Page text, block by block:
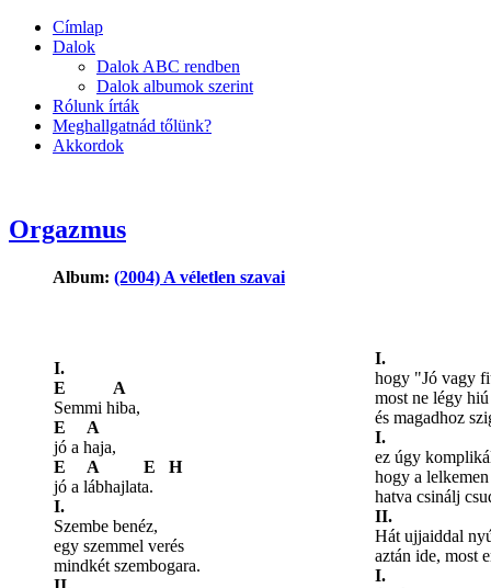
Címlap
Dalok
Dalok ABC rendben
Dalok albumok szerint
Rólunk írták
Meghallgatnád tőlünk?
Akkordok
Orgazmus
Album: (2004) A véletlen szavai
I.
E A
Semmi hiba,
E A
jó a haja,
E A E H
jó a lábhajlata.
I.
Szembe benéz,
egy szemmel verés
mindkét szembogara.
I.
hogy "Jó vagy
most ne légy hiú
és magadhoz
I.
ez úgy
hogy a
hatva csinálj
II.
Hát ujjaiddal
aztán ide, most
I.